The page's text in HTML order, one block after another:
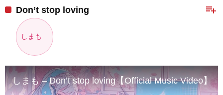
playlist_add
Don’t stop loving
しまも
しまも – Don’t stop loving【Official Music Video】